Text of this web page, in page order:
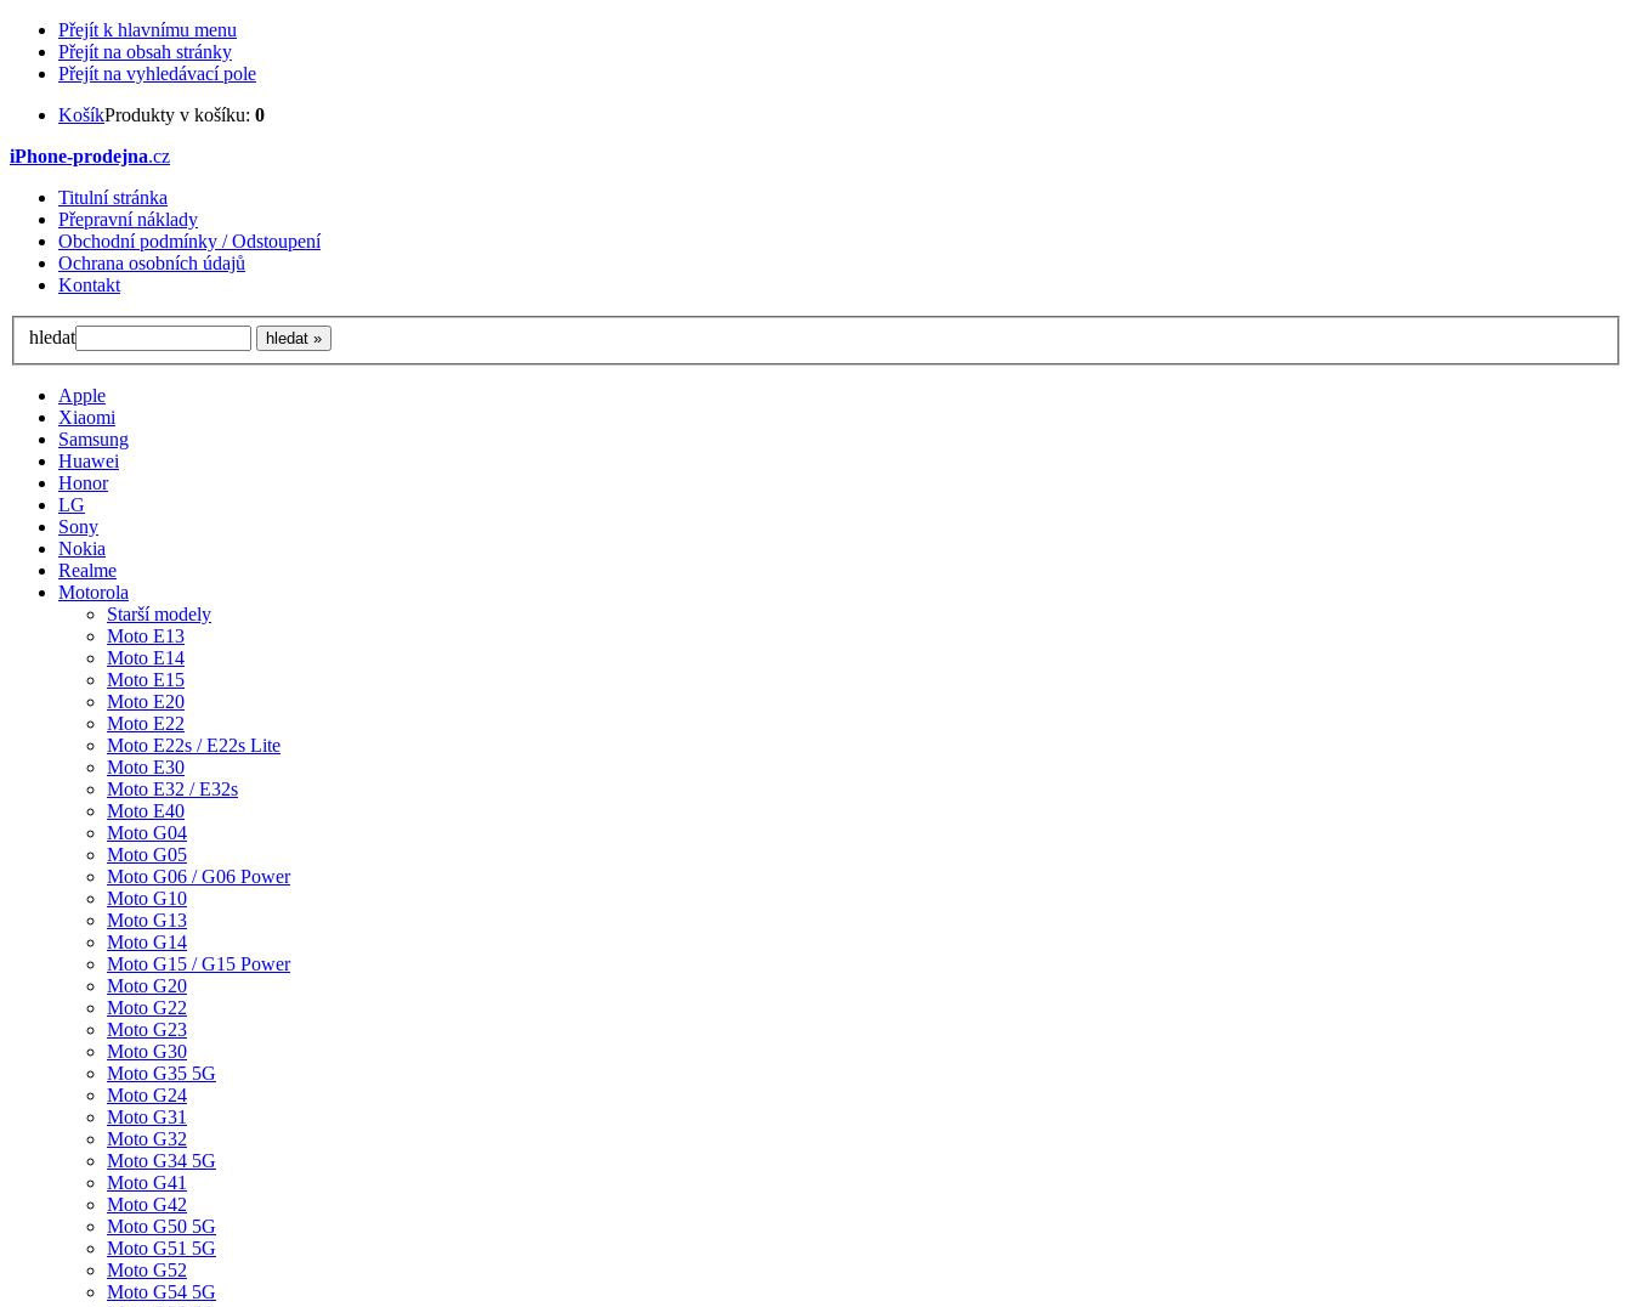
Přejít k hlavnímu menu
Přejít na obsah stránky
Přejít na vyhledávací pole
KošíkProdukty v košíku: 0
iPhone-prodejna.cz
Titulní stránka
Přepravní náklady
Obchodní podmínky / Odstoupení
Ochrana osobních údajů
Kontakt
hledat
Apple
Xiaomi
Samsung
Huawei
Honor
LG
Sony
Nokia
Realme
Motorola
Starší modely
Moto E13
Moto E14
Moto E15
Moto E20
Moto E22
Moto E22s / E22s Lite
Moto E30
Moto E32 / E32s
Moto E40
Moto G04
Moto G05
Moto G06 / G06 Power
Moto G10
Moto G13
Moto G14
Moto G15 / G15 Power
Moto G20
Moto G22
Moto G23
Moto G30
Moto G35 5G
Moto G24
Moto G31
Moto G32
Moto G34 5G
Moto G41
Moto G42
Moto G50 5G
Moto G51 5G
Moto G52
Moto G54 5G